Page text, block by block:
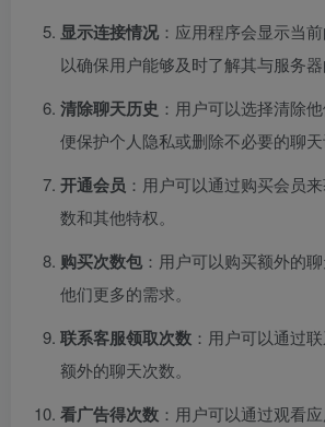
显示连接情况 ：应用程序会显示当
以确保用户能够及时了解其与服务器
清除聊天历史 ：用户可以选择清除
便保护个人隐私或删除不必要的聊天
开通会员 ：用户可以通过购买会员
数和其他特权。
购买次数包：用户可以购买额外的
他们更多的需求。
联系客服领取次数 ：用户可以通过
额外的聊天次数。
看广告得次数 ：用户可以通过观看